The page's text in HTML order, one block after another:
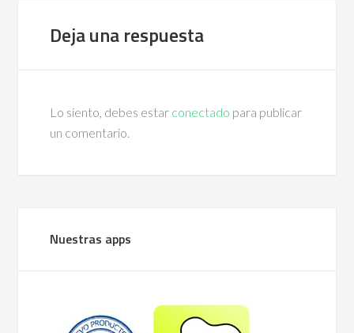
Deja una respuesta
Lo siento, debes estar conectado para publicar
un comentario.
Nuestras apps